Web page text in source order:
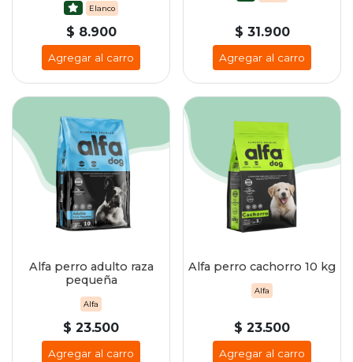
Elanco
$ 8.900
Agregar al carro
$ 31.900
Agregar al carro
Alfa perro adulto raza
pequeña
Alfa
$ 23.500
Agregar al carro
Alfa perro cachorro 10 kg
Alfa
$ 23.500
Agregar al carro